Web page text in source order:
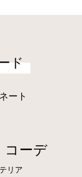
ド
ート
コーデ
リア